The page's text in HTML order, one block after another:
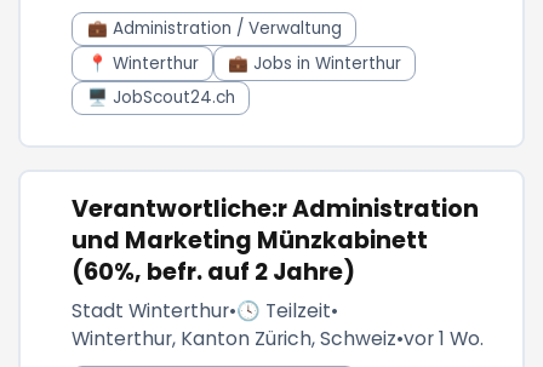
💼 Administration / Verwaltung
📍 Winterthur
💼 Jobs in Winterthur
🖥️ JobScout24.ch
Verantwortliche:r Administration
und Marketing Münzkabinett
(60%, befr. auf 2 Jahre)
Stadt Winterthur•🕓 Teilzeit•
Winterthur, Kanton Zürich, Schweiz•vor 1 Wo.